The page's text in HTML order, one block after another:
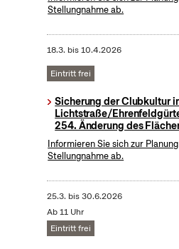
Stellungnahme ab.
18.3. bis10.4.2026
Eintritt frei
Sicherung der Clubkultur
Lichtstraße/
254. Änderung des
Informieren Sie sich zur
Stellungnahme ab.
25.3. bis30.6.2026
Ab 11 Uhr
Eintritt frei